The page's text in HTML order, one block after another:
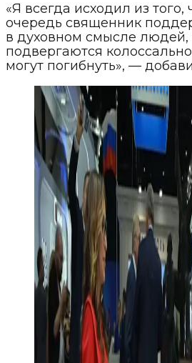
«Я всегда исходил из того,
очередь священник
в духовном смысле людей,
подвергаются
могут погибнуть», —